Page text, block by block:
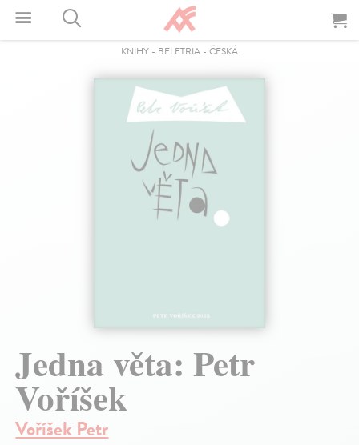
KNIHY - BELETRIA - ČESKÁ
Jedna věta: Petr
Voříšek
Voříšek Petr